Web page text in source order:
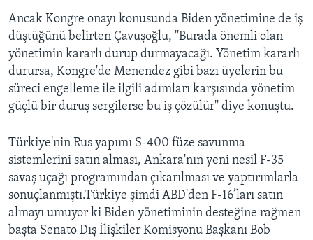
Ancak Kongre onayı konusunda Biden yönetimine de iş
düştüğünü belirten Çavuşoğlu, ''Burada önemli olan
yönetimin kararlı durup durmayacağı. Yönetim kararlı
durursa, Kongre'de Menendez gibi bazı üyelerin bu
süreci engelleme ile ilgili adımları karşısında yönetim
güçlü bir duruş sergilerse bu iş çözülür'' diye konuştu.
Türkiye'nin Rus yapımı S-400 füze savunma
sistemlerini satın alması, Ankara'nın yeni nesil F-35
savaş uçağı programından çıkarılması ve yaptırımlarla
sonuçlanmıştı.Türkiye şimdi ABD'den F-16’ları satın
almayı umuyor ki Biden yönetiminin desteğine rağmen
başta Senato Dış İlişkiler Komisyonu Başkanı Bob